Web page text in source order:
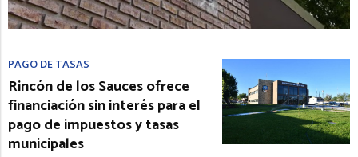
PAGO DE TASAS
Rincón de los Sauces ofrece
financiación sin interés para el
pago de impuestos y tasas
municipales